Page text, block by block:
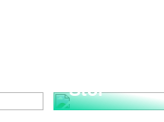
Stol